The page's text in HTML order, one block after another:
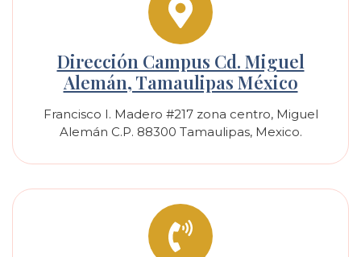
Dirección Campus Cd. Miguel
Alemán, Tamaulipas México
Francisco I. Madero #217 zona centro, Miguel
Alemán C.P. 88300 Tamaulipas, Mexico.